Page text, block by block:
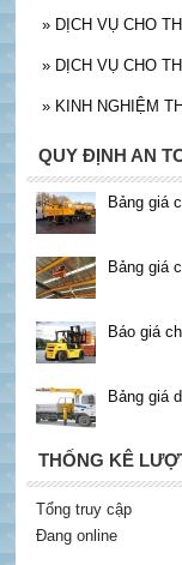
» DỊCH VỤ CHO
» DỊCH VỤ CHO
» KINH NGHIỆM
QUY ĐỊNH AN
Bảng giá
Bảng giá
Báo giá
Bảng giá
THỐNG KÊ
Tổng truy cập
Đang online